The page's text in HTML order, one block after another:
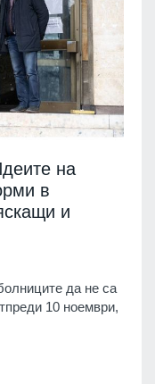
на
в
и
да не са
10 ноември,